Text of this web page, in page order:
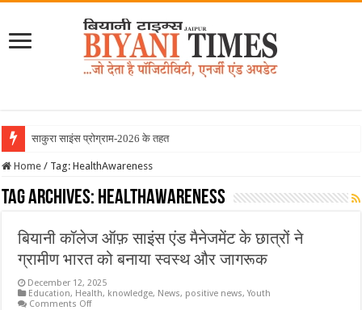
साकुरा साइंस प्रोग्राम-2026 के तहत जापा
Home / Tag:HealthAwareness
Tag Archives: HealthAwareness
बियानी कॉलेज ऑफ़ साइंस एंड मैनेजमेंट के छात्रों ने
ग्रामीण भारत को बनाया स्वस्थ और जागरूक
December 12, 2025
Education, Health, knowledge, News, positive news,Youth
Comments Offon